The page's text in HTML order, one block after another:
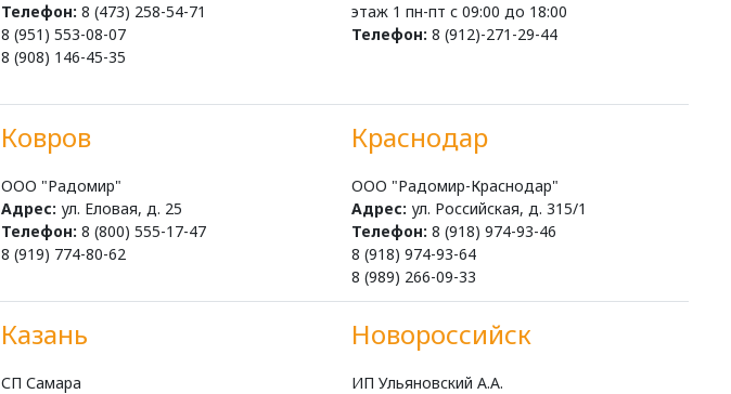
Телефон: 8 (473) 258-54-71
8 (951) 553-08-07
8 (908) 146-45-35
этаж 1 пн-пт с 09:00 до 18:00
Телефон: 8 (912)-271-29-44
Ковров
ООО "Радомир"
Адрес: ул. Еловая, д. 25
Телефон: 8 (800) 555-17-47
8 (919) 774-80-62
Краснодар
ООО "Радомир-Краснодар"
Адрес: ул. Российская, д. 315/1
Телефон: 8 (918) 974-93-46
8 (918) 974-93-64
8 (989) 266-09-33
Казань
СП Самара
Новороссийск
ИП Ульяновский А.А.